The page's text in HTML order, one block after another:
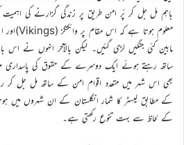
باہم مل جل کر پُر امن طریق پر زندگی گزارنے کی اہمیت
مابین کئی جنگیں لڑی گئیں۔ لیکن بالآخر انہوں نے اس
ساتھ رہتے ہوئے ایک دوسرے کے حقوق کی پاسداری
کے مطابق لیسٹر کا شمار انگلستان کے ان شہروں میں
کے لحاظ سے بہت تنوع رکھتی ہے۔